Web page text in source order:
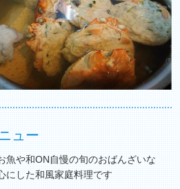
ュー
魚や和ON自慢の旬のおばんざいな
にした和風家庭料理です